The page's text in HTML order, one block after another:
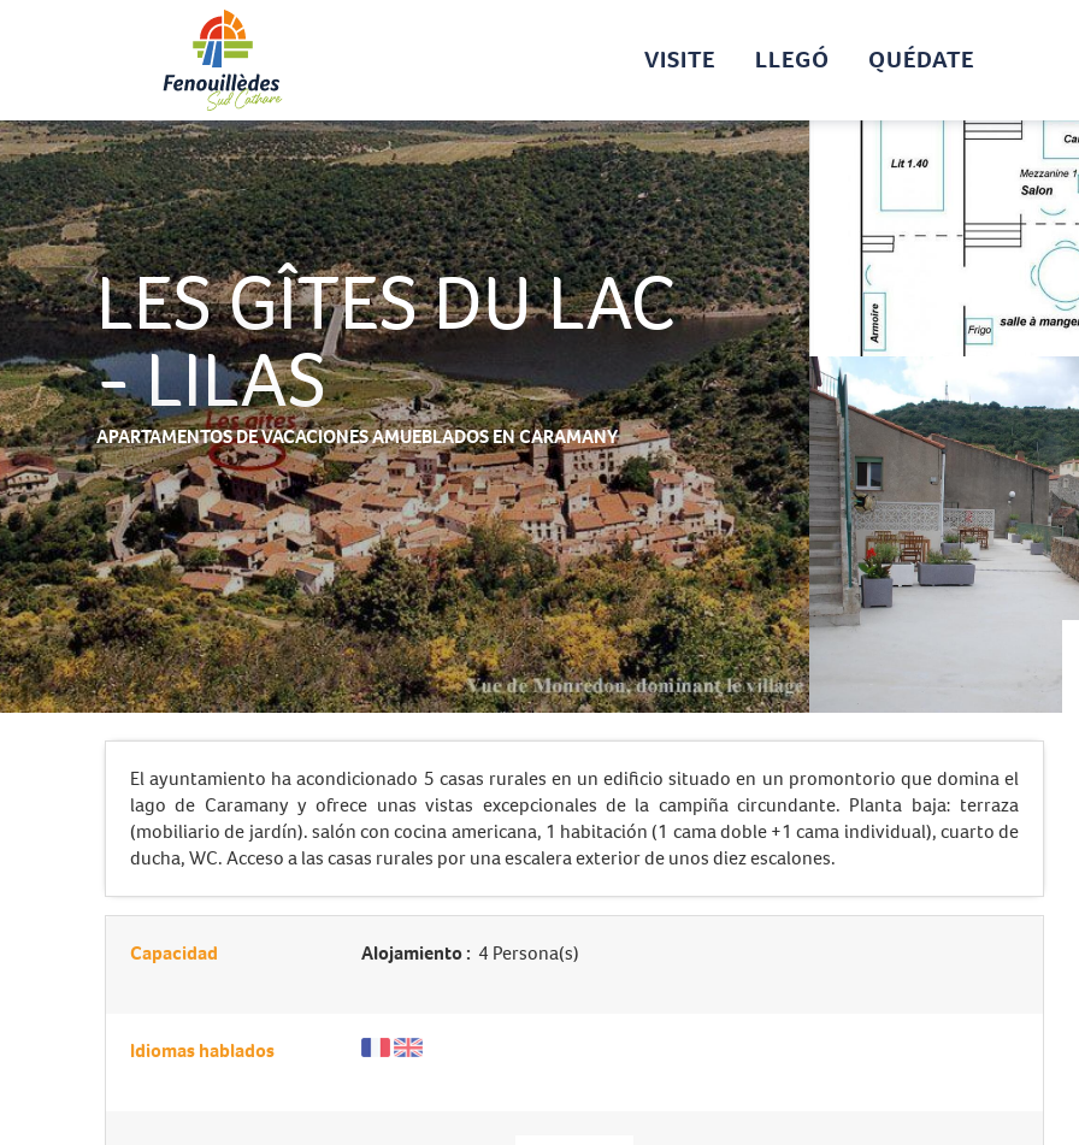
VISITE LLEGÓ QUÉDATE
LES GÎTES DU LAC
- LILAS
APARTAMENTOS DE VACACIONES AMUEBLADOSEN CARAMANY
El ayuntamiento ha acondicionado 5 casas rurales en un edificio situado en un promontorio que domina el
lago de Caramany y ofrece unas vistas excepcionales de la campiña circundante. Planta baja: terraza
(mobiliario de jardín). salón con cocina americana, 1 habitación (1 cama doble +1 cama individual), cuarto de
ducha, WC. Acceso a las casas rurales por una escalera exterior de unos diez escalones.
Capacidad Alojamiento : 4 Persona(s)
Idiomas hablados